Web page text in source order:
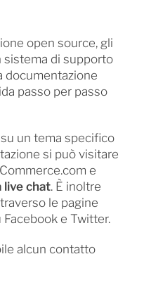
open source, gli
sistema di supporto
documentazione
passo per passo
un tema specifico
si può visitare
e
live chat. È inoltre
le pagine
e Twitter.
alcun contatto